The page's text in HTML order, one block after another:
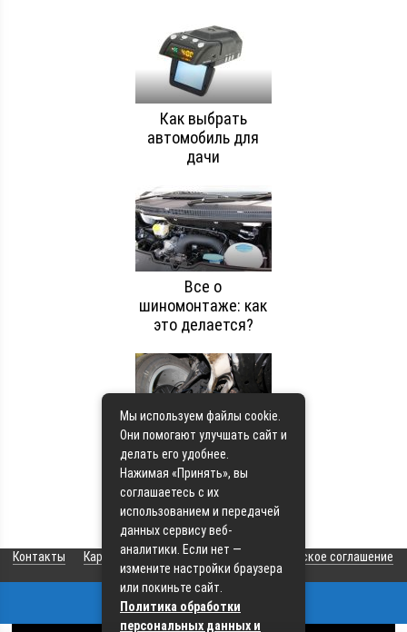
Как выбрать
автомобиль для
дачи
Все о
шиномонтаже: как
это делается?
Японские
автомобили: что в
них такого?
Контакты Карта сайта О сайте Пользовательское соглашение
© 2026 Все права защищены
Мы используем файлы cookie.
Они помогают улучшать сайт и
делать его удобнее.
Нажимая «Принять», вы
соглашаетесь с их
использованием и передачей
данных сервису веб-
аналитики. Если нет —
измените настройки браузера
или покиньте сайт.
Политика обработки
персональных данных и